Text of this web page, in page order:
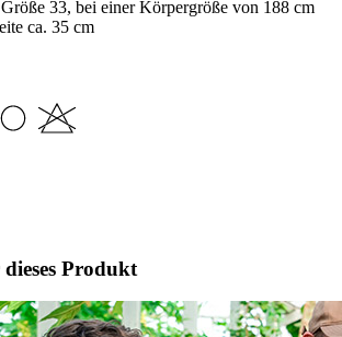
33, bei einer Körpergröße von 188 cm
ca. 35 cm
Produkt